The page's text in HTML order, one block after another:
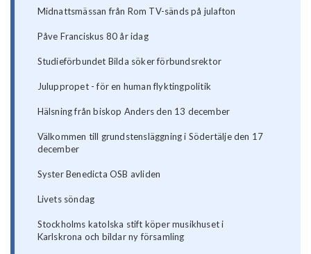
Midnattsmässan från Rom TV-sänds på julafton
Påve Franciskus 80 år idag
Studieförbundet Bilda söker förbundsrektor
Juluppropet - för en human flyktingpolitik
Hälsning från biskop Anders den 13 december
Välkommen till grundstensläggning i Södertälje den 17
december
Syster Benedicta OSB avliden
Livets söndag
Stockholms katolska stift köper musikhuset i
Karlskrona och bildar ny församling